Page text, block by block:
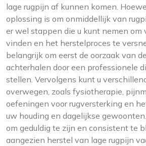
lage rugpijn af kunnen komen.
oplossing is om onmiddellijk van
er wel stappen die u kunt nemen om
vinden en het herstelproces te
belangrijk om eerst de oorzaak van
achterhalen door een professionele
stellen. Vervolgens kunt u
overwegen, zoals fysiotherapie,
oefeningen voor rugversterking en
uw houding en dagelijkse
om geduldig te zijn en consistent te
aangezien herstel van lage rugpijn